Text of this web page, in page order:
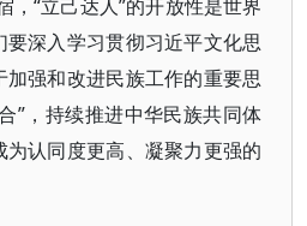
，“立己达人”的开放性是世界
深入学习贯彻习近平文化思
强和改进民族工作的重要思
”，持续推进中华民族共同体
认同度更高、凝聚力更强的